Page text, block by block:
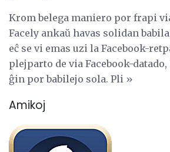
Krom belega maniero por frapi
Facely ankaŭ havas solidan
eĉ se vi emas uzi la Facebook-
plejparto de via Facebook-
ĝin por babilejo sola. Pli »
Amikoj